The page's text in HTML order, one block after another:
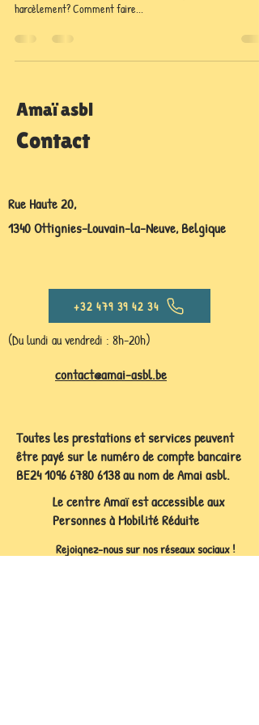
harcèlement? Comment faire...
Amaï asbl
Contact
Rue Haute 20,
1340 Ottignies-Louvain-la-Neuve, Belgique
+32 479 39 42 34
(Du lundi au vendredi : 8h-20h)
contact@amai-asbl.be
Toutes les prestations et services peuvent
être payé sur le numéro de compte bancaire
BE241096 6780 6138au nom de Amai asbl.
Le centre Amaï est accessible aux
Personnes à Mobilité Réduite
Rejoignez-nous sur nos réseaux sociaux !